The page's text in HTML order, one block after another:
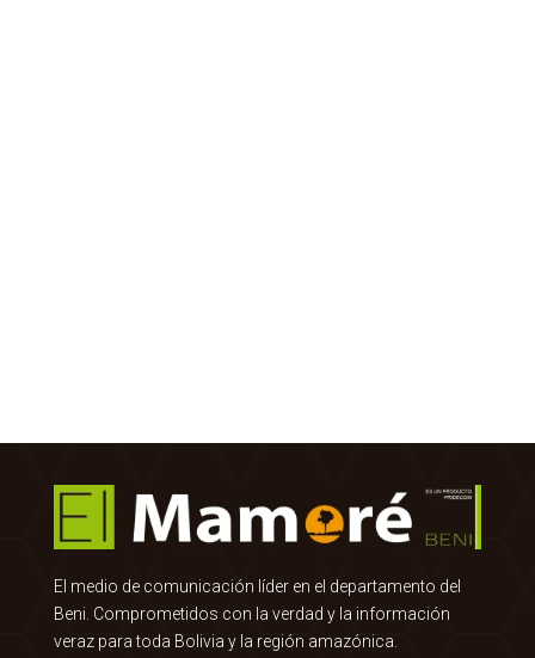
El medio de comunicación líder en el departamento del
Beni. Comprometidos con la verdad y la información
veraz para toda Bolivia y la región amazónica.